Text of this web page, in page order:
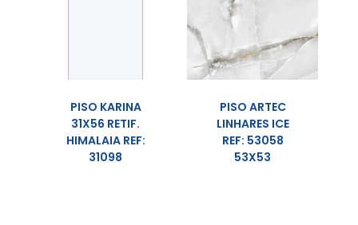
PISO KARINA
31X56 RETIF.
HIMALAIA REF:
31098
PISO ARTEC
LINHARES ICE
REF: 53058
53X53